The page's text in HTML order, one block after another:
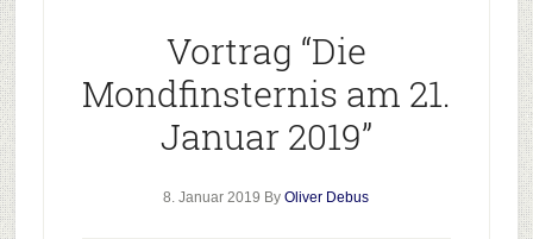
Vortrag “Die
Mondfinsternis am 21.
Januar 2019”
8. Januar 2019 ByOliver Debus